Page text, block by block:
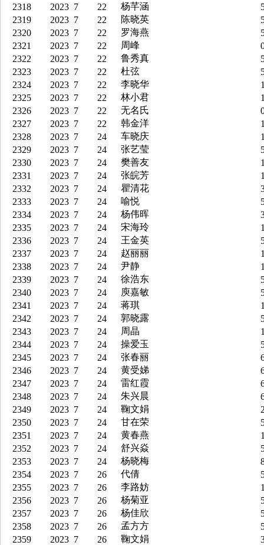
2318
2023 7 22 杨芊涵
2319
2023 7 22 陈晓英
2320
2023 7 22 罗海燕
2321
2023 7 22 周峰
2322
2023 7 22 鲁秀真
2323
2023 7 22 杜弦
2324
2023 7 22 李晓华
2325
2023 7 22 林小君
2326
2023 7 22 无名氏
2327
2023 7 22 韩金洋
2328
2023 7 24 车晓庆
2329
2023 7 24 张艺莹
2330
2023 7 24 樊善友
2331
2023 7 24 张皖芳
2332
2023 7 24 瞿清花
2333
2023 7 24 喻悦
2334
2023 7 24 杨伟晖
2335
2023 7 24 宋海玲
2336
2023 7 24 王金英
2337
2023 7 24 赵丽丽
2338
2023 7 24 尹静
2339
2023 7 24 徐浩东
2340
2023 7 24 庾嘉敏
2341
2023 7 24 蒋琪
2342
2023 7 24 郭晓露
2343
2023 7 24 周晶
2344
2023 7 24 操爱玉
2345
2023 7 24 张春丽
2346
2023 7 24 黄受娣
2347
2023 7 24 雷红霞
2348
2023 7 24 朱兴晨
2349
2023 7 24 鞠文娟
2350
2023 7 24 甘在荣
2351
2023 7 24 黄春燕
2352
2023 7 24 舒兴焱
2353
2023 7 24 杨晓梅
2354
2023 7 26 代倩
2355
2023 7 26 李路妨
2356
2023 7 26 杨菊亚
2357
2023 7 26 杨佳欣
2358
2023 7 26 孟方方
2359
2023 7 26 鞠文娟